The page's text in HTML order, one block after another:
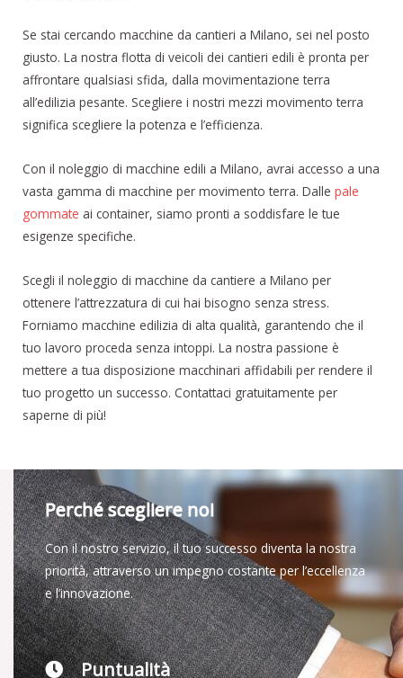
Se stai cercando macchine da cantieri a Milano, sei nel posto
giusto. La nostra flotta di veicoli dei cantieri edili è pronta per
affrontare qualsiasi sfida, dalla movimentazione terra
all’edilizia pesante. Scegliere i nostri mezzi movimento terra
significa scegliere la potenza e l’efficienza.
Con il noleggio di macchine edili a Milano, avrai accesso a una
vasta gamma di macchine per movimento terra. Dalle pale
gommate ai container, siamo pronti a soddisfare le tue
esigenze specifiche.
Scegli il noleggio di macchine da cantiere a Milano per
ottenere l’attrezzatura di cui hai bisogno senza stress.
Forniamo macchine edilizia di alta qualità, garantendo che il
tuo lavoro proceda senza intoppi. La nostra passione è
mettere a tua disposizione macchinari affidabili per rendere il
tuo progetto un successo. Contattaci gratuitamente per
saperne di più!
Perché scegliere noi
Con il nostro servizio, il tuo successo diventa la nostra
priorità, attraverso un impegno costante per l’eccellenza
e l’innovazione.
Puntualità